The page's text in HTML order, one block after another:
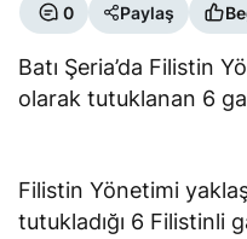
0 Paylaş
Batı Şeria’da Filistin
olarak tutuklanan 6
Filistin Yönetimi
tutukladığı 6 Filistinli